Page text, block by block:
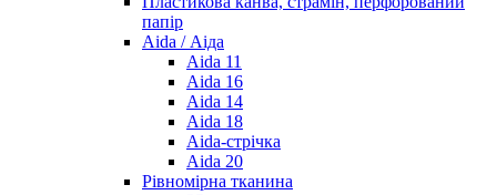
папір
Aida / Аіда
Aida 11
Aida 16
Aida 14
Aida 18
Aida-стрічка
Aida 20
Рівномірна тканина